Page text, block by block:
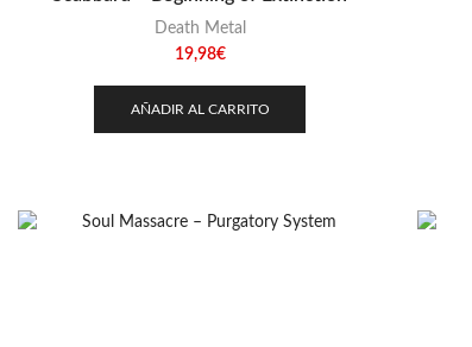
Death Metal
19,98€
AÑADIR AL CARRITO